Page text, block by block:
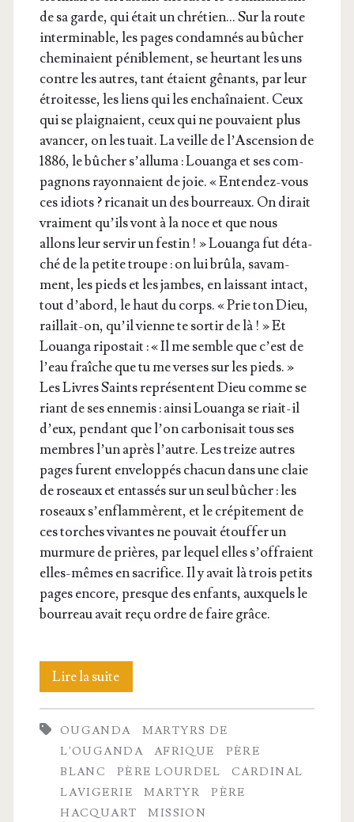
de sa garde, qui était un chré­tien… Sur la route
inter­mi­nable, les pages condam­nés au bûcher
che­mi­naient péni­ble­ment, se heur­tant les uns
contre les autres, tant étaient gênants, par leur
étroi­tesse, les liens qui les enchaî­naient. Ceux
qui se plai­gnaient, ceux qui ne pou­vaient plus
avan­cer, on les tuait. La veille de l’As­cen­sion de
1886, le bûcher s’al­lu­ma : Louan­ga et ses com­
pa­gnons rayon­naient de joie. « Enten­dez-vous
ces idiots ? rica­nait un des bour­reaux. On dirait
vrai­ment qu’ils vont à la noce et que nous
allons leur ser­vir un fes­tin ! » Louan­ga fut déta­
ché de la petite troupe : on lui brû­la, savam­
ment, les pieds et les jambes, en lais­sant intact,
tout d’a­bord, le haut du corps. « Prie ton Dieu,
raillait-on, qu’il vienne te sor­tir de là ! » Et
Louan­ga ripos­tait : « Il me semble que c’est de
l’eau fraîche que tu me verses sur les pieds. »
Les Livres Saints repré­sentent Dieu comme se
riant de ses enne­mis : ain­si Louan­ga se riait-il
d’eux, pen­dant que l’on car­bo­ni­sait tous ses
membres l’un après l’autre. Les treize autres
pages furent enve­lop­pés cha­cun dans une claie
de roseaux et entas­sés sur un seul bûcher : les
roseaux s’en­flam­mèrent, et le cré­pi­te­ment de
ces torches vivantes ne pou­vait étouf­fer un
mur­mure de prières, par lequel elles s’of­fraient
elles-mêmes en sacri­fice. Il y avait là trois petits
pages encore, presque des enfants, aux­quels le
bour­reau avait reçu ordre de faire grâce.
Lire la suiteLes
pères
blancs ;
les
mar­
OUGANDA
MARTYRS DE
L'OUGANDA
AFRIQUE
PÈRE
BLANC
PÈRE LOURDEL
CARDINAL
LAVIGERIE
MARTYR
PÈRE
HACQUART
MISSION